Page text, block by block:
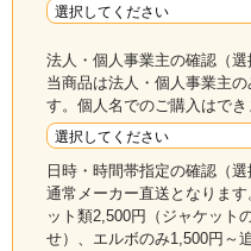
法人・個人事業主の確認（選
当商品は法人・個人事業主
す。個人名でのご購入はでき
日時・時間帯指定の確認（
通常メーカー直送となりま
ット類2,500円（ジャケット
せ）、エルボのみ1,500円～